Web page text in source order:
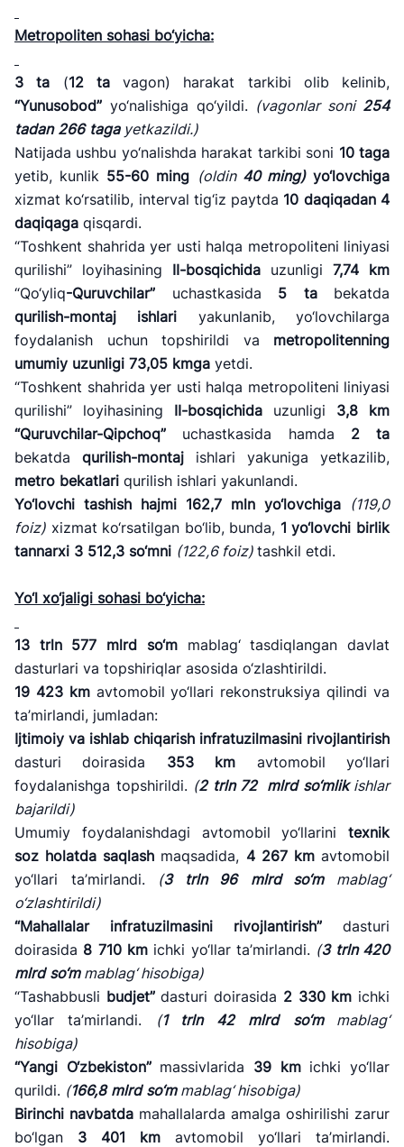
Metropoliten sohasi bo‘yicha:
3 ta (12 tavagon) harakat tarkibi olib kelinib,
“Yunusobod” yo‘nalishiga qo‘yildi. (vagonlar soni 254
tadan 266 taga yetkazildi.)
Natijada ushbu yo‘nalishda harakat tarkibi soni 10taga
yetib, kunlik 55-60 ming (oldin40 ming) yo‘lovchiga
xizmat ko‘rsatilib, interval tig‘iz paytda 10 daqiqadan4
daqiqaga qisqardi.
“Toshkent shahrida yer usti halqa metropoliteni liniyasi
qurilishi” loyihasining II-bosqichida uzunligi 7,74 km
“Qo‘yliq-Quruvchilar” uchastkasida 5 tabekatda
qurilish-montaj ishlari yakunlanib, yo‘lovchilarga
foydalanish uchun topshirildi va metropolitenning
umumiy uzunligi 73,05 kmga yetdi.
“Toshkent shahrida yer usti halqa metropoliteni liniyasi
qurilishi” loyihasining II-bosqichida uzunligi 3,8 km
“Quruvchilar-Qipchoq” uchastkasida hamda 2 ta
bekatda qurilish-montaj ishlari yakuniga yetkazilib,
metro bekatlari qurilish ishlari yakunlandi.
Yo‘lovchi tashish hajmi 162,7 mln yo‘lovchiga (119,0
foiz) xizmat ko‘rsatilgan bo‘lib, bunda, 1 yo‘lovchi birlik
tannarxi 3 512,3 so‘mni (122,6 foiz) tashkil etdi.
Yo‘l xo‘jaligi sohasi bo‘yicha:
13 trln 577 mlrd so‘mmablag‘ tasdiqlangan davlat
dasturlari va topshiriqlar asosida o‘zlashtirildi.
19 423 kmavtomobil yo‘llari rekonstruksiya qilindi va
ta’mirlandi, jumladan:
Ijtimoiy va ishlab chiqarish infratuzilmasini rivojlantirish
dasturi doirasida 353 km avtomobil yo‘llari
foydalanishga topshirildi. (2 trln72 mlrd so‘mlikishlar
bajarildi)
Umumiy foydalanishdagi avtomobil yo‘llarini texnik
soz holatda saqlash maqsadida, 4 267 kmavtomobil
yo‘llari ta’mirlandi. (3 trln96 mlrd so‘mmablag‘
o‘zlashtirildi)
“Mahallalar infratuzilmasini rivojlantirish” dasturi
doirasida 8 710 km ichki yo‘llar ta’mirlandi. (3 trln420
mlrd so‘mmablag‘ hisobiga)
“Tashabbusli budjet”dasturi doirasida 2 330 km ichki
yo‘llar ta’mirlandi.
(1 trln42 mlrd so‘mmablag‘
hisobiga)
“Yangi O‘zbekiston” massivlarida 39 kmichki yo‘llar
qurildi. (166,8 mlrd so‘mmablag‘ hisobiga)
Birinchi navbatda mahallalarda amalga oshirilishi zarur
bo‘lgan 3 401 km avtomobil yo‘llari ta’mirlandi.